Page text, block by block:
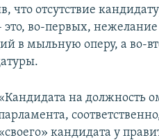
что отсутствие
это, во-первых,
в мыльную оперу, а во-
на должность
кандидата у